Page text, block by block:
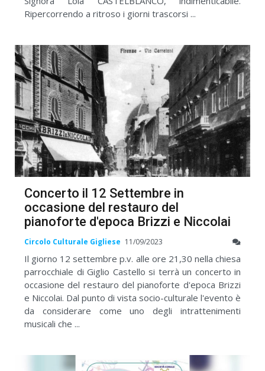
Ripercorrendo a ritroso i giorni trascorsi ...
Concerto il 12 Settembre in
occasione del restauro del
pianoforte d'epoca Brizzi e Niccolai
Circolo Culturale Gigliese 11/09/2023
Il giorno 12 settembre p.v. alle ore 21,30 nella chiesa
parrocchiale di Giglio Castello si terrà un concerto in
occasione del restauro del pianoforte d'epoca Brizzi
e Niccolai. Dal punto di vista socio-culturale l'evento è
da considerare come uno degli intrattenimenti
musicali che ...